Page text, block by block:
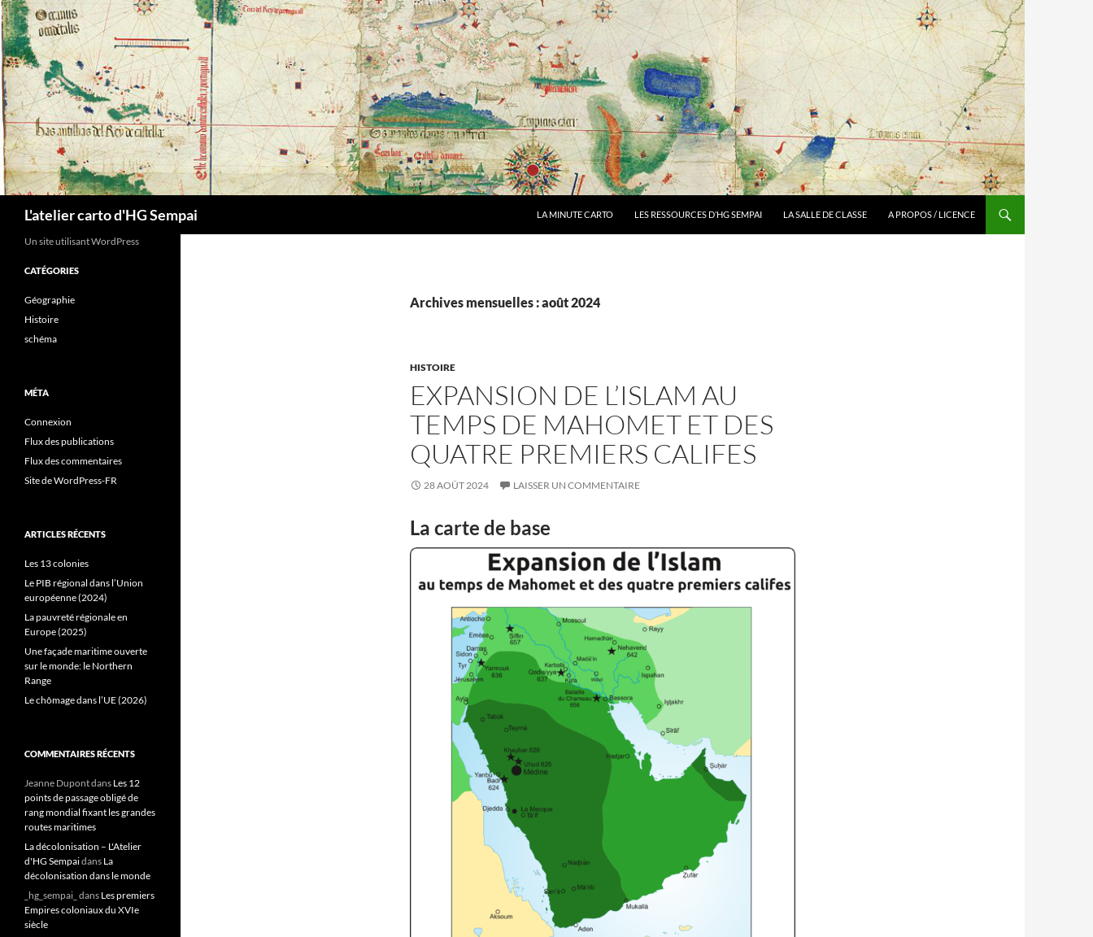
Aller
au
contenu
L'atelier carto d'HG Sempai LA MINUTE CARTO LES RESSOURCES D’HG SEMPAI LA SALLE DE CLASSE A PROPOS / LICENCE
Archives mensuelles : août 2024
HISTOIRE
EXPANSION DE L’ISLAM AU
TEMPS DE MAHOMET ET DES
QUATRE PREMIERS CALIFES
28 AOÛT 2024 LAISSER UN COMMENTAIRE
La carte de base
Un site utilisant WordPress
CATÉGORIES
Géographie
Histoire
schéma
MÉTA
Connexion
Flux des publications
Flux des commentaires
Site de WordPress-FR
ARTICLES RÉCENTS
Les 13 colonies
Le PIB régional dans l’Union
européenne (2024)
La pauvreté régionale en
Europe (2025)
Une façade maritime ouverte
sur le monde: le Northern
Range
Le chômage dans l’UE (2026)
COMMENTAIRES RÉCENTS
Jeanne Dupontdans Les 12
points de passage obligé de
rang mondial fixant les grandes
routes maritimes
La décolonisation – L'Atelier
d'HG Sempaidans La
décolonisation dans le monde
_hg_sempai_ dans Les premiers
Empires coloniaux du XVIe
siècle